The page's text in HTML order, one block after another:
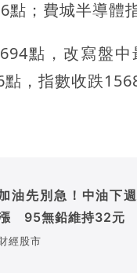
點；費城半導體
點，改寫盤
，指數收跌
油先別急！中油下
95無鉛維持32元
經股市